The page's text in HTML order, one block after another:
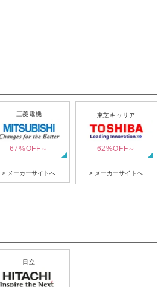
三菱電機
67%OFF～
> メーカーサイトへ
東芝キャリア
62%OFF～
> メーカーサイトへ
日立